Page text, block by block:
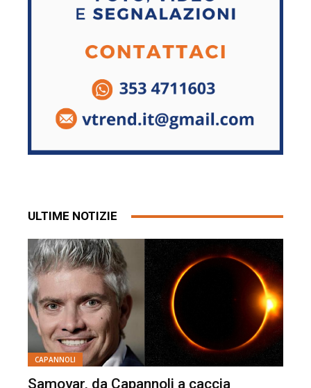
ULTIME NOTIZIE
CAPANNOLI
Samovar, da Capannoli a caccia